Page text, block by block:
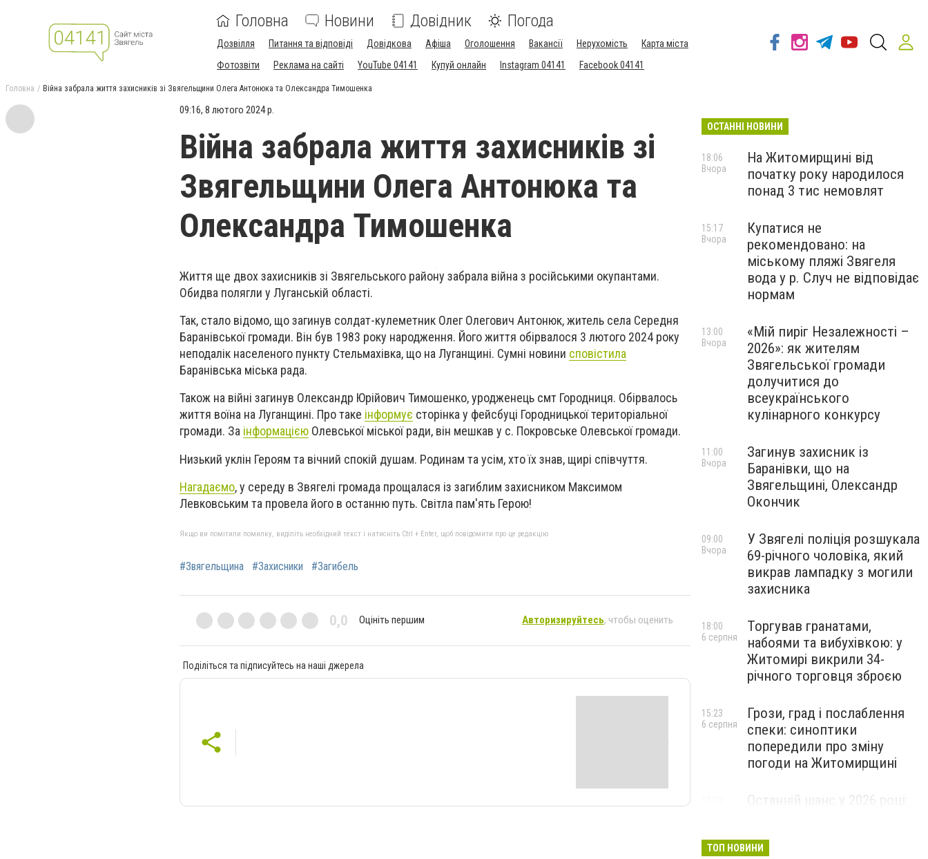
Головна Новини Довідник Погода
Дозвілля Питання та відповіді Довідкова Афіша Оголошення Вакансії Нерухомість
Карта міста
Фотозвіти
Реклама на сайті YouTube 04141 Купуй онлайн Instagram 04141 Facebook 04141
Головна Війна забрала життя захисників зі Звягельщини Олега Антонюка та Олександра Тимошенка
09:16, 8 лютого 2024 р.
Війна забрала життя захисників зі
Звягельщини Олега Антонюка та
Олександра Тимошенка
Життя ще двох захисників зі Звягельського району забрала війна з російськими окупантами.
Обидва полягли у Луганській області.
Так, стало відомо, що загинув солдат-кулеметник Олег Олегович Антонюк, житель села Середня
Баранівської громади. Він був 1983 року народження. Його життя обірвалося 3 лютого 2024 року
неподалік населеного пункту Стельмахівка, що на Луганщині. Сумні новини сповістила
Баранівська міська рада.
Також на війні загинув Олександр Юрійович Тимошенко, уродженець смт Городниця. Обірвалось
життя воїна на Луганщині. Про таке інформує сторінка у фейсбуці Городницької територіальної
громади. За інформацією Олевської міської ради, він мешкав у с. Покровське Олевської громади.
Низький уклін Героям та вічний спокій душам. Родинам та усім, хто їх знав, щирі співчуття.
Нагадаємо, у середу в Звягелі громада прощалася із загиблим захисником Максимом
Левковським та провела його в останню путь. Світла пам'ять Герою!
Якщо ви помітили помилку, виділіть необхідний текст і натисніть Ctrl + Enter, щоб повідомити про це редакцію
#Звягельщина #Захисники #Загибель
0,0 Оцініть першим Авторизируйтесь, чтобы оценить
Поділіться та підписуйтесь на наші джерела
ОСТАННІ НОВИНИ
На Житомирщині від
початку року народилося
понад 3 тис немовлят
18:06
Вчора
Купатися не
рекомендовано: на
міському пляжі Звягеля
вода у р. Случ не відповідає
нормам
15:17
Вчора
«Мій пиріг Незалежності –
2026»: як жителям
Звягельської громади
долучитися до
всеукраїнського
кулінарного конкурсу
13:00
Вчора
Загинув захисник із
Баранівки, що на
Звягельщині, Олександр
Окончик
11:00
Вчора
У Звягелі поліція розшукала
69-річного чоловіка, який
викрав лампадку з могили
захисника
09:00
Вчора
Торгував гранатами,
набоями та вибухівкою: у
Житомирі викрили 34-
річного торговця зброєю
18:00
6 серпня
Грози, град і послаблення
спеки: синоптики
попередили про зміну
погоди на Житомирщині
15:23
6 серпня
Останній шанс у 2026 році:
майбутніх водійок автобусів
ТОП НОВИНИ